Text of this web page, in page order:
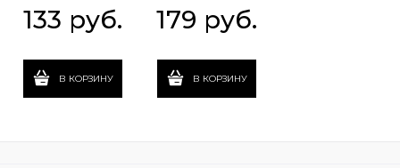
133 руб.
В КОРЗИНУ
179 руб.
В КОРЗИНУ